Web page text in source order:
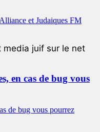
media juif sur le net
en cas de bug vous